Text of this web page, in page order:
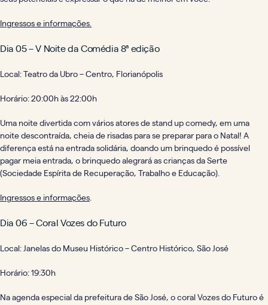
Ingressos e informações.
Dia 05 – V Noite da Comédia 8ª edição
Local: Teatro da Ubro – Centro, Florianópolis
Horário: 20:00h às 22:00h
Uma noite divertida com vários atores de stand up comedy, em uma
noite descontraída, cheia de risadas para se preparar para o Natal! A
diferença está na entrada solidária, doando um brinquedo é possível
pagar meia entrada, o brinquedo alegrará as crianças da Serte
(Sociedade Espírita de Recuperação, Trabalho e Educação).
Ingressos e informações
Dia 06 – Coral Vozes do Futuro
Local: Janelas do Museu Histórico – Centro Histórico, São José
Horário: 19:30h
Na agenda especial da prefeitura de São José, o coral Vozes do Futuro é